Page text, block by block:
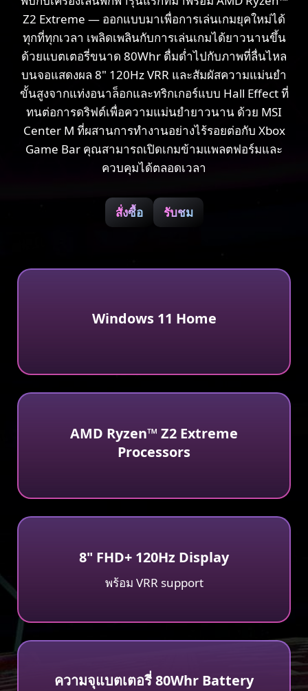
Z2 Extreme — ออกแบบมาเพื่อการเล่นเกมยุคใหม่ได้
ทุกที่ทุกเวลา เพลิดเพลินกับการเล่นเกมได้ยาวนานขึ้น
ด้วยแบตเตอรี่ขนาด 80Whr ดื่มด่ำไปกับภาพที่ลื่นไหล
บนจอแสดงผล 8" 120Hz VRR และสัมผัสความแม่นยำ
ขั้นสูงจากแท่งอนาล็อกและทริกเกอร์แบบ Hall Effect ที่
ทนต่อการดริฟต์เพื่อความแม่นยำยาวนาน ด้วย MSI
Center M ที่ผสานการทำงานอย่างไร้รอยต่อกับ Xbox
Game Bar คุณสามารถเปิดเกมข้ามแพลตฟอร์มและ
ควบคุมได้ตลอดเวลา
สั่งซื้อ รับชม
Windows 11 Home
AMD Ryzen™ Z2 Extreme
Processors
8" FHD+ 120Hz Display
พร้อม VRR support
ความจุแบตเตอรี่ 80Whr Battery